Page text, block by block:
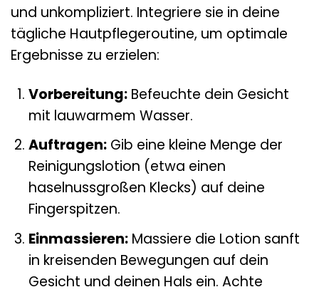
und unkompliziert. Integriere sie in deine
tägliche Hautpflegeroutine, um optimale
Ergebnisse zu erzielen:
Vorbereitung:Befeuchte dein Gesicht
mit lauwarmem Wasser.
Auftragen:Gib eine kleine Menge der
Reinigungslotion (etwa einen
haselnussgroßen Klecks) auf deine
Fingerspitzen.
Einmassieren:Massiere die Lotion sanft
in kreisenden Bewegungen auf dein
Gesicht und deinen Hals ein. Achte